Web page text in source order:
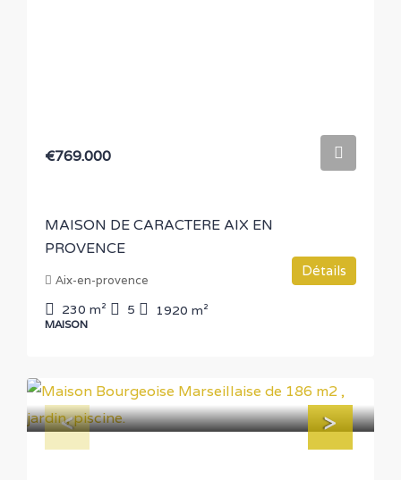
€769.000
MAISON DE CARACTERE AIX EN
PROVENCE
Aix-en-provence
230 m² 5 1920 m²
MAISON
Détails